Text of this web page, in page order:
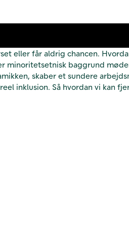
eller får aldrig chancen.
minoritetsetnisk baggrund
skaber et sundere
inklusion. Så hvordan vi kan